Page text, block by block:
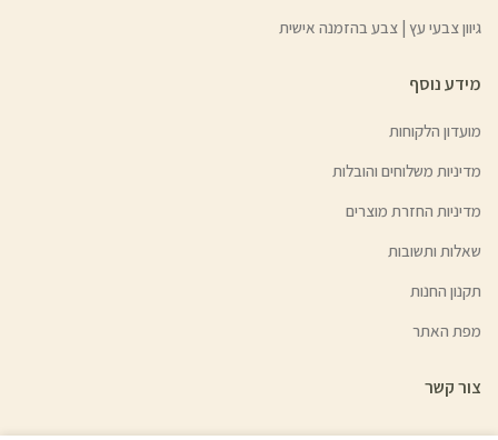
גיוון צבעי עץ | צבע בהזמנה אישית
מידע נוסף
מועדון הלקוחות
מדיניות משלוחים והובלות
מדיניות החזרת מוצרים
שאלות ותשובות
תקנון החנות
מפת האתר
צור קשר